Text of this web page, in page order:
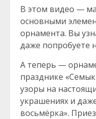
В этом видео —
основными
орнамента. Вы
даже попробуете
А теперь —
празднике
узоры на
украшениях и
восьмёрка».